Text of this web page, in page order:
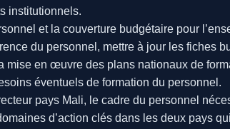
institutionnels.
et la couverture budgétaire pour
du personnel, mettre à jour les fiches
mise en œuvre des plans nationaux de
éventuels de formation du personnel.
pays Mali, le cadre du personnel
d’action clés dans les deux pays